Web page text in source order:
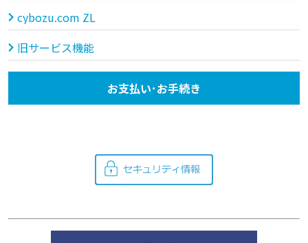
cybozu.com ZL
旧サービス機能
お支払い･お手続き